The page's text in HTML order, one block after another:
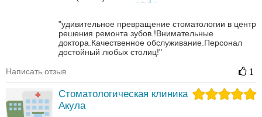
"удивительное превращение стоматологии в центр
решения ремонта зубов.!Внимательные
доктора.Качественное обслуживание.Персонал
достойный любых столиц!"
Написать отзыв 1
Стоматологическая клиника
Акула